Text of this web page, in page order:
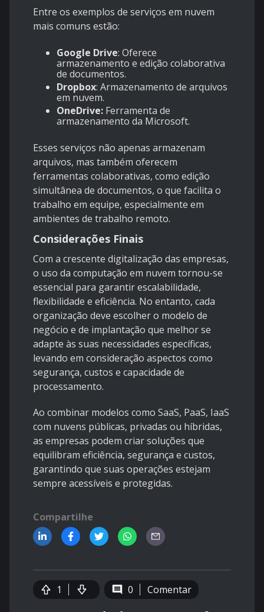
Entre os exemplos de serviços em nuvem
mais comuns estão:
Google Drive: Oferece
armazenamento e edição colaborativa
de documentos.
Dropbox: Armazenamento de arquivos
em nuvem.
OneDrive: Ferramenta de
armazenamento da Microsoft.
Esses serviços não apenas armazenam
arquivos, mas também oferecem
ferramentas colaborativas, como edição
simultânea de documentos, o que facilita o
trabalho em equipe, especialmente em
ambientes de trabalho remoto.
Considerações Finais
Com a crescente digitalização das empresas,
o uso da computação em nuvem tornou-se
essencial para garantir escalabilidade,
flexibilidade e eficiência. No entanto, cada
organização deve escolher o modelo de
negócio e de implantação que melhor se
adapte às suas necessidades específicas,
levando em consideração aspectos como
segurança, custos e capacidade de
processamento.
Ao combinar modelos como SaaS, PaaS, IaaS
com nuvens públicas, privadas ou híbridas,
as empresas podem criar soluções que
equilibram eficiência, segurança e custos,
garantindo que suas operações estejam
sempre acessíveis e protegidas.
Compartilhe
1 0 Comentar